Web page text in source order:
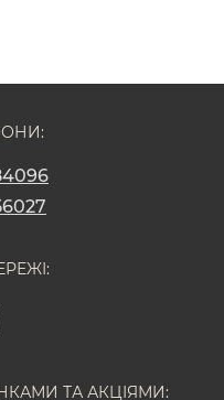
ТА АКЦІЯМИ: